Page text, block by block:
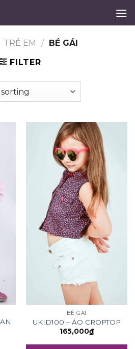
TRẺ EM / BÉ GÁI
FILTER
BÉ GÁI
UKID100 – ÁO CROPTOP
165,000₫